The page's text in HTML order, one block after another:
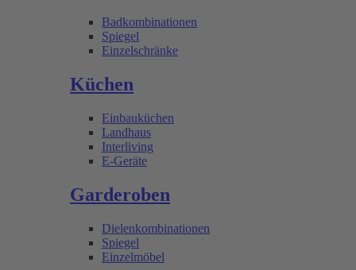
Badkombinationen
Spiegel
Einzelschränke
Küchen
Einbauküchen
Landhaus
Interliving
E-Geräte
Garderoben
Dielenkombinationen
Spiegel
Einzelmöbel